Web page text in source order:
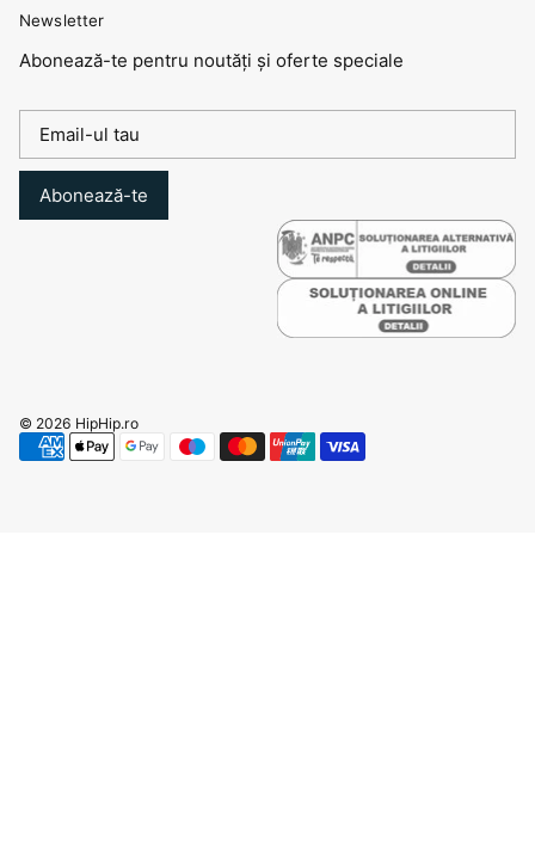
Newsletter
Abonează-te pentru noutăți și oferte speciale
Abonează-te
© 2026 HipHip.ro